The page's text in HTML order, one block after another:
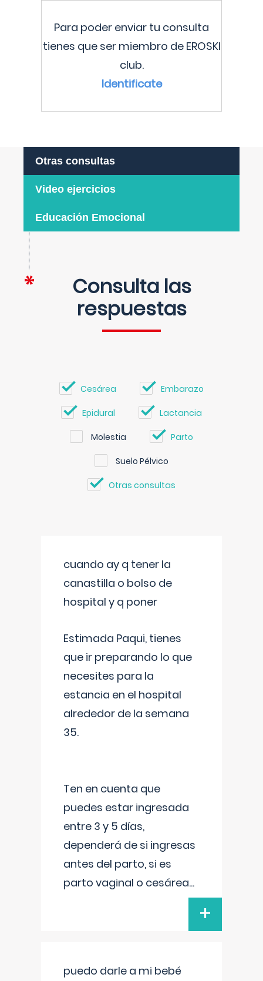
Para poder enviar tu consulta
tienes que ser miembro de EROSKI
club.
Identificate
Otras consultas
Video ejercicios
Educación Emocional
Consulta las
respuestas
Cesárea Embarazo
Epidural Lactancia
Molestia Parto
Suelo Pélvico
Otras consultas
cuando ay q tener la
canastilla o bolso de
hospital y q poner
Estimada Paqui, tienes
que ir preparando lo que
necesites para la
estancia en el hospital
alrededor de la semana
35.
Ten en cuenta que
puedes estar ingresada
entre 3 y 5 días,
dependerá de si ingresas
antes del parto, si es
parto vaginal o cesárea...
+
puedo darle a mi bebé